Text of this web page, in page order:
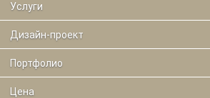
Услуги
Дизайн-проект
Портфолио
Цена